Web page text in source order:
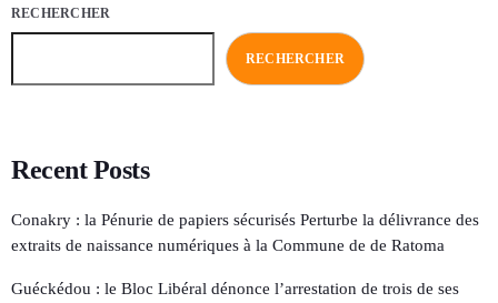
RECHERCHER
RECHERCHER
Recent Posts
Conakry : la Pénurie de papiers sécurisés Perturbe la délivrance des
extraits de naissance numériques à la Commune de de Ratoma
Guéckédou : le Bloc Libéral dénonce l’arrestation de trois de ses